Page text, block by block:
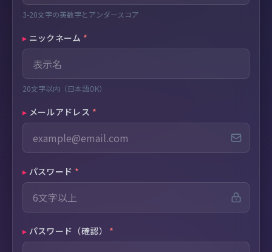
3-20文字の英数字とアンダースコア
▸ ニックネーム *
20文字以内（日本語OK）
▸ メールアドレス *
▸ パスワード *
▸ パスワード（確認） *